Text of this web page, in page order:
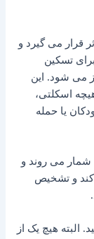
قرار می ‌گیرد و
تسکین
می ‌شود. این
اسکلتی،
یا حمله
شمار می روند و
کند و تشخیص
البته هیچ یک از